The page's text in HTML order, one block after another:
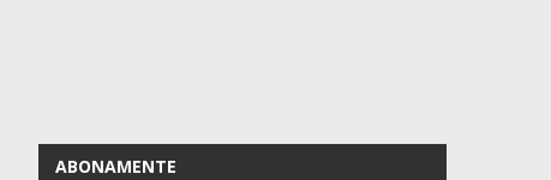
ABONAMENTE